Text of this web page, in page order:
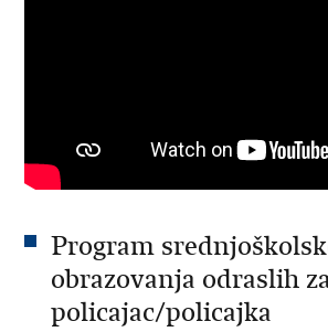
Program
obrazovanja odraslih
policajac/policajka